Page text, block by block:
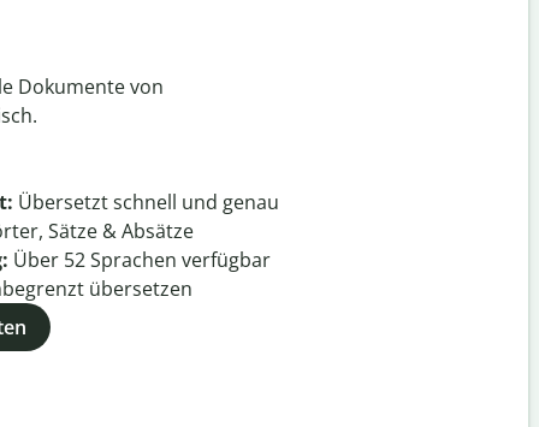
Dokumente von
Übersetzt schnell und genau
Sätze & Absätze
Über 52Sprachen verfügbar
übersetzen